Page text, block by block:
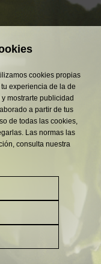
cookies propias
experiencia de la de
mostrarte publicidad
a partir de tus
de todas las cookies,
Las normas las
consulta nuestra